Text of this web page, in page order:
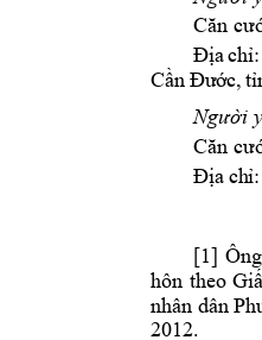
Căn
Địa chỉ:
Cần Đước,
Người
Căn
Địa chỉ:
[1]
hôn theo
nhân dân P
2012.